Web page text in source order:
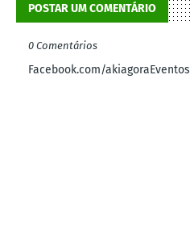
POSTAR UM COMENTÁRIO
0 Comentários
Facebook.com/akiagoraEventos